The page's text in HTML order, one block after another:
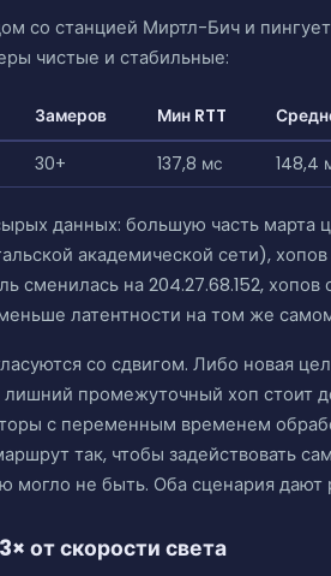
со станцией Миртл-Бич и пингует
чистые и стабильные:
Замеров Мин RTT
30+ 137,8 мс 148,4
данных: большую часть марта
академической сети),
сменилась на 204.27.68.152, хопов
латентности на том же
со сдвигом. Либо новая
промежуточный хоп стоит
с переменным временем
так, чтобы задействовать
могло не быть. Оба сценария дают
от скорости света